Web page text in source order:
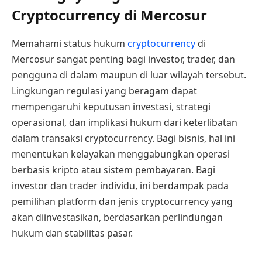
Cryptocurrency di Mercosur
Memahami status hukum cryptocurrency di
Mercosur sangat penting bagi investor, trader, dan
pengguna di dalam maupun di luar wilayah tersebut.
Lingkungan regulasi yang beragam dapat
mempengaruhi keputusan investasi, strategi
operasional, dan implikasi hukum dari keterlibatan
dalam transaksi cryptocurrency. Bagi bisnis, hal ini
menentukan kelayakan menggabungkan operasi
berbasis kripto atau sistem pembayaran. Bagi
investor dan trader individu, ini berdampak pada
pemilihan platform dan jenis cryptocurrency yang
akan diinvestasikan, berdasarkan perlindungan
hukum dan stabilitas pasar.